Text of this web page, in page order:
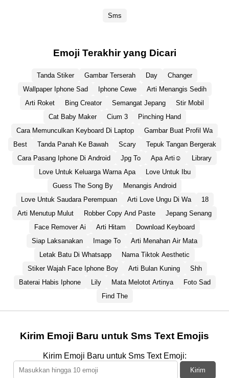
Sms
Emoji Terakhir yang Dicari
Tanda Stiker Gambar Terserah Day
Changer
Wallpaper Iphone Sad
Iphone Cewe
Arti Menangis Sedih
Arti Roket
Bing Creator Semangat Jepang
Stir Mobil
Cat Baby Maker
Cium 3
Pinching Hand
Cara Memunculkan Keyboard Di Laptop
Gambar Buat Profil Wa
Best
Tanda Panah Ke Bawah Scary
Tepuk Tangan Bergerak
Cara Pasang Iphone Di Android
Jpg To Apa Arti☺️
Library
Love Untuk Keluarga Warna Apa
Love Untuk Ibu
Guess The Song By
Menangis Android
Love Untuk Saudara Perempuan
Arti Love Ungu Di Wa
18
Arti Menutup Mulut
Robber Copy And Paste
Jepang Senang
Face Remover Ai
Arti Hitam
Download Keyboard
Siap Laksanakan
Image To
Arti Menahan Air Mata
Letak Batu Di Whatsapp
Nama Tiktok Aesthetic
Stiker Wajah Face Iphone Boy
Arti Bulan Kuning
Shh
Baterai Habis Iphone
Lily Mata Melotot Artinya
Foto Sad
Find The
Kirim Emoji Baru untuk Sms Text Emojis
Kirim Emoji Baru untuk Sms Text Emoji:
Kirim